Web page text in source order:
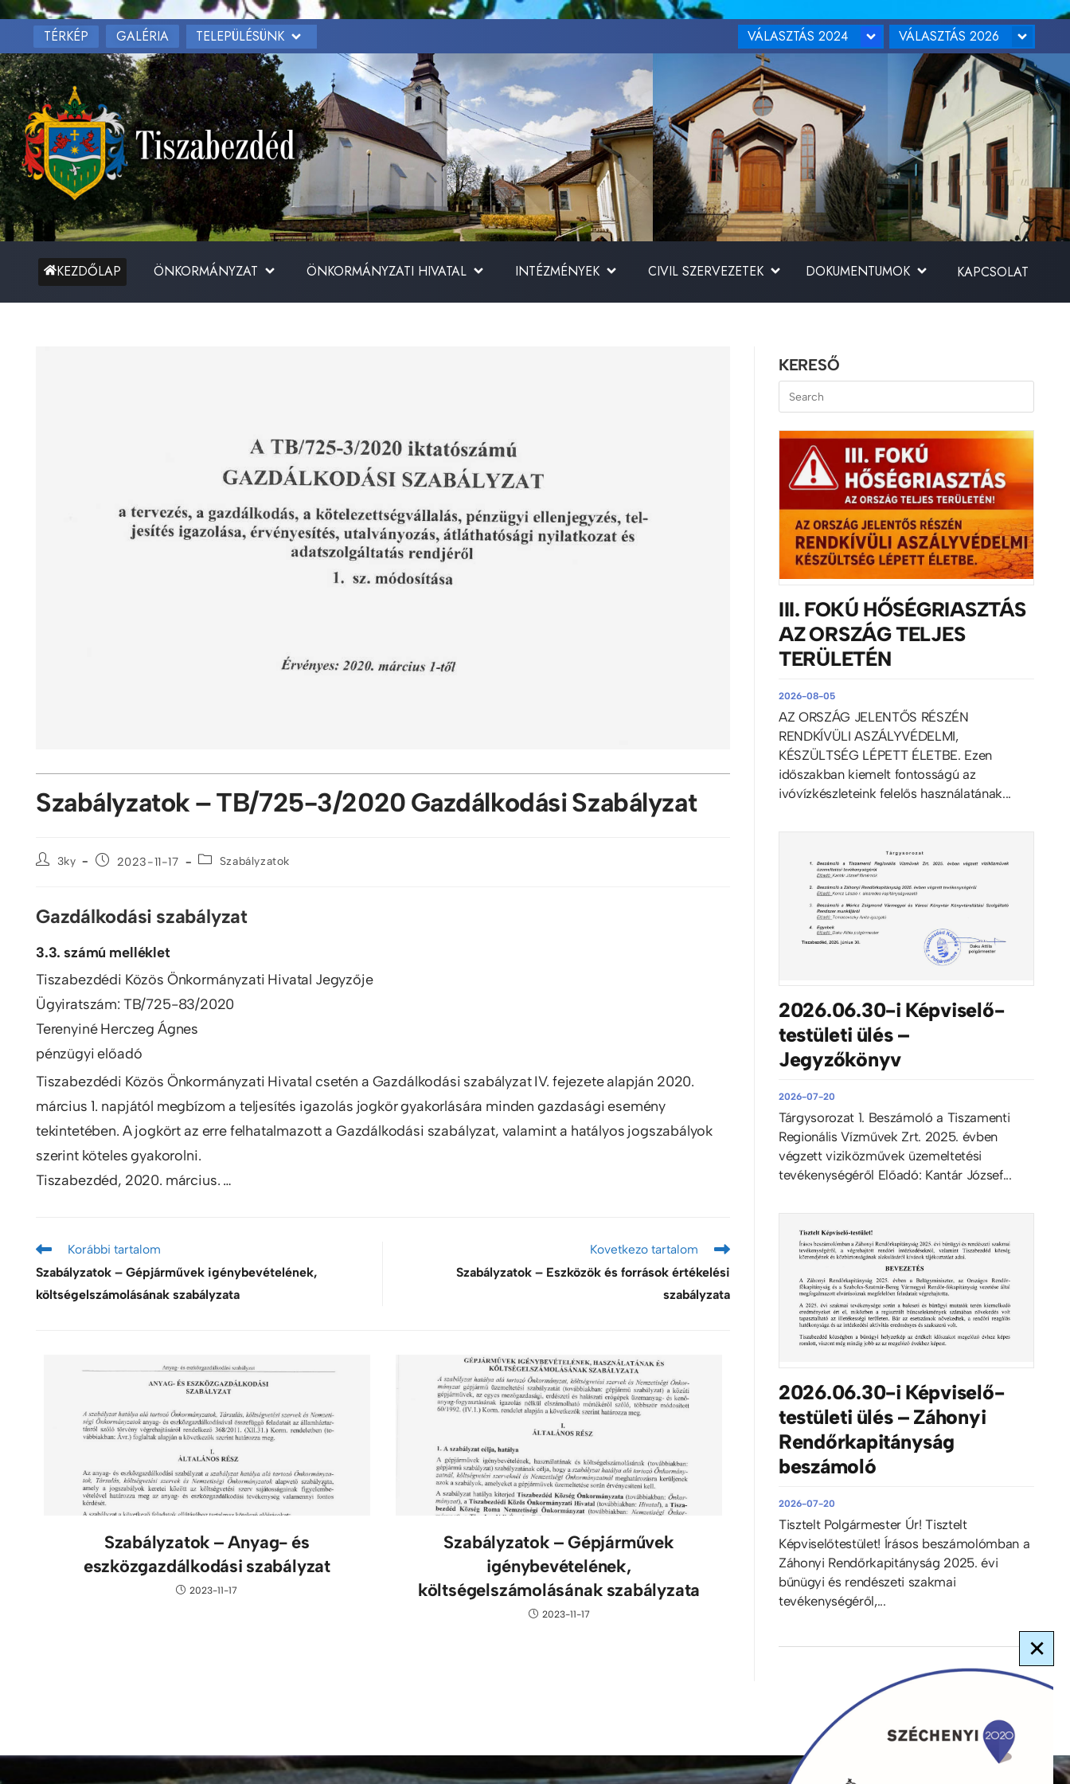
TÉRKÉP GALÉRIA TELEPÜLÉSÜNK VÁLASZTÁS 2024 VÁLASZTÁS 2026
KEZDŐLAP ÖNKORMÁNYZAT ÖNKORMÁNYZATI HIVATAL INTÉZMÉNYEK CIVIL SZERVEZETEK DOKUMENTUMOK KAPCSOLAT
Szabályzatok – TB/725-3/2020 Gazdálkodási Szabályzat
3ky 2023-11-17 Szabályzatok
Gazdálkodási szabályzat
3.3. számú melléklet
Tiszabezdédi Közös Önkormányzati Hivatal Jegyzője
Ügyiratszám: TB/725-83/2020
Terenyiné Herczeg Ágnes
pénzügyi előadó
Tiszabezdédi Közös Önkormányzati Hivatal csetén a Gazdálkodási szabályzat IV. fejezete alapján 2020.
március 1. napjától megbízom a teljesítés igazolás jogkör gyakorlására minden gazdasági esemény
tekintetében. A jogkört az erre felhatalmazott a Gazdálkodási szabályzat, valamint a hatályos jogszabályok
szerint köteles gyakorolni.
Tiszabezdéd, 2020. március. …
Korábbi tartalom
Szabályzatok – Gépjárművek igénybevételének,
költségelszámolásának szabályzata
Kovetkezo tartalom
Szabályzatok – Eszközök és források értékelési
szabályzata
Szabályzatok – Anyag- és
eszközgazdálkodási szabályzat
2023-11-17
Szabályzatok – Gépjárművek
igénybevételének,
költségelszámolásának szabályzata
2023-11-17
KERESŐ
III. FOKÚ HŐSÉGRIASZTÁS
AZ ORSZÁG TELJES
TERÜLETÉN
2026-08-05
AZ ORSZÁG JELENTŐS RÉSZÉN
RENDKÍVÜLI ASZÁLYVÉDELMI,
KÉSZÜLTSÉG LÉPETT ÉLETBE. Ezen
időszakban kiemelt fontosságú az
ivóvízkészleteink felelős használatának...
2026.06.30-i Képviselő-
testületi ülés –
Jegyzőkönyv
2026-07-20
Tárgysorozat 1. Beszámoló a Tiszamenti
Regionális Vízművek Zrt. 2025. évben
végzett viziközművek üzemeltetési
tevékenységéről Előadó: Kantár József...
2026.06.30-i Képviselő-
testületi ülés – Záhonyi
Rendőrkapitányság
beszámoló
2026-07-20
Tisztelt Polgármester Úr! Tisztelt
Képviselőtestület! Írásos beszámolómban a
Záhonyi Rendőrkapitányság 2025. évi
bűnügyi és rendészeti szakmai
tevékenységéről,...
×